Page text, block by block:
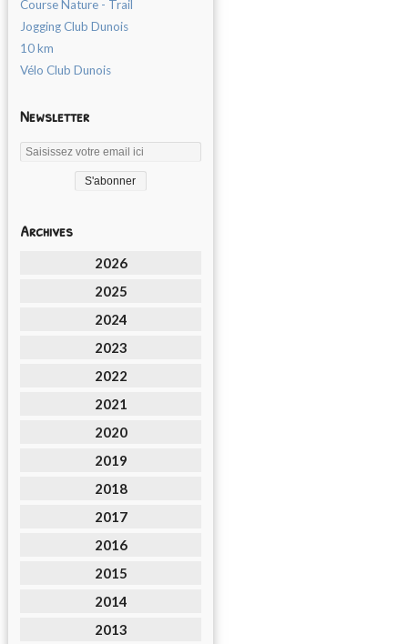
Course Nature - Trail
Jogging Club Dunois
10 km
Vélo Club Dunois
Newsletter
Archives
2026
2025
2024
2023
2022
2021
2020
2019
2018
2017
2016
2015
2014
2013